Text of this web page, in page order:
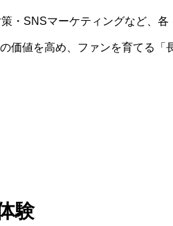
・SNSマーケティングなど、各
価値を高め、ファンを育てる「
験